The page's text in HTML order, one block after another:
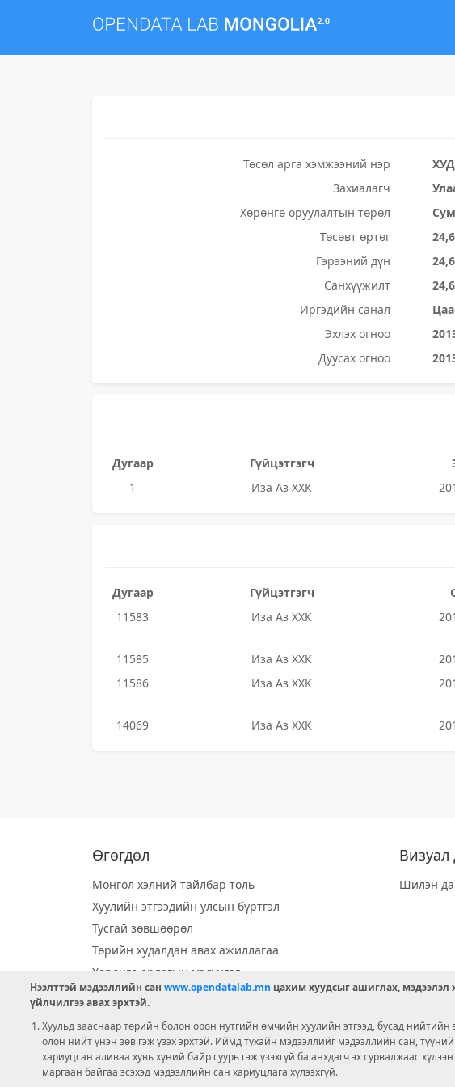
Төсөл арга хэмжээний нэр
Захиалагч
Хөрөнгө оруулалтын төрөл
Төсөвт өртөг
Гэрээний дүн
Санхүүжилт
Иргэдийн санал
Эхлэх огноо
Дуусах огноо
Дугаар Гүйцэтгэгч
1
Иза Аз ХХК
Дугаар Гүйцэтгэгч
11583
Иза Аз ХХК
11585 Иза Аз ХХК
11586
Иза Аз ХХК
14069 Иза Аз ХХК
Өгөгдөл
Монгол хэлний тайлбар толь
Хуулийн этгээдийн улсын бүртгэл
Тусгай зөвшөөрөл
Төрийн худалдан авах ажиллагаа
Хөрөнгө орлогын мэдүүлэг
Орон нутгийн хөгжлийн сан
Ээлжит сонгууль
Ашигт малтмал тусгай зөвшөөрөл
Визуал
Шилэн
Нээлттэй мэдээллийн сан www.opendatalab.mn цахим хуудсыг ашиглах, мэдээлэл
үйлчилгээ авах эрхтэй.
Хуульд зааснаар төрийн болон орон нутгийн өмчийн хуулийн этгээд, бусад
олон нийт үнэн зөв гэж үзэх эрхтэй. Иймд тухайн мэдээллийг мэдээллийн сан,
хариуцсан аливаа хувь хүний байр суурь гэж үзэхгүй ба анхдагч эх сурвалжаас
маргаан байгаа эсэхэд мэдээллийн сан хариуцлага хүлээхгүй.